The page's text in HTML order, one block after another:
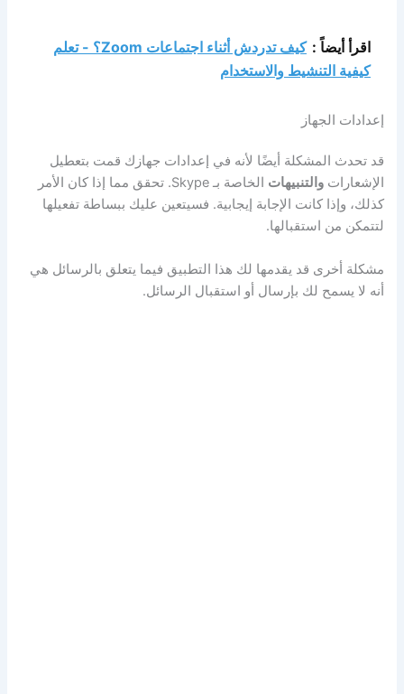
اقرأ أيضاً :
كيف تدردش أثناء اجتماعات Zoom؟ - تعلم
كيفية التنشيط والاستخدام
إعدادات الجهاز
قد تحدث المشكلة أيضًا لأنه في إعدادات جهازك قمت بتعطيل
الإشعاراتوالتنبيهات
الخاصة بـ Skype. تحقق مما إذا كان الأمر
كذلك، وإذا كانت الإجابة إيجابية. فسيتعين عليك ببساطة تفعيلها
لتتمكن من استقبالها.
مشكلة أخرى قد يقدمها لك هذا التطبيق فيما يتعلق بالرسائل هي
أنه لا يسمح لك بإرسال أو استقبال الرسائل.